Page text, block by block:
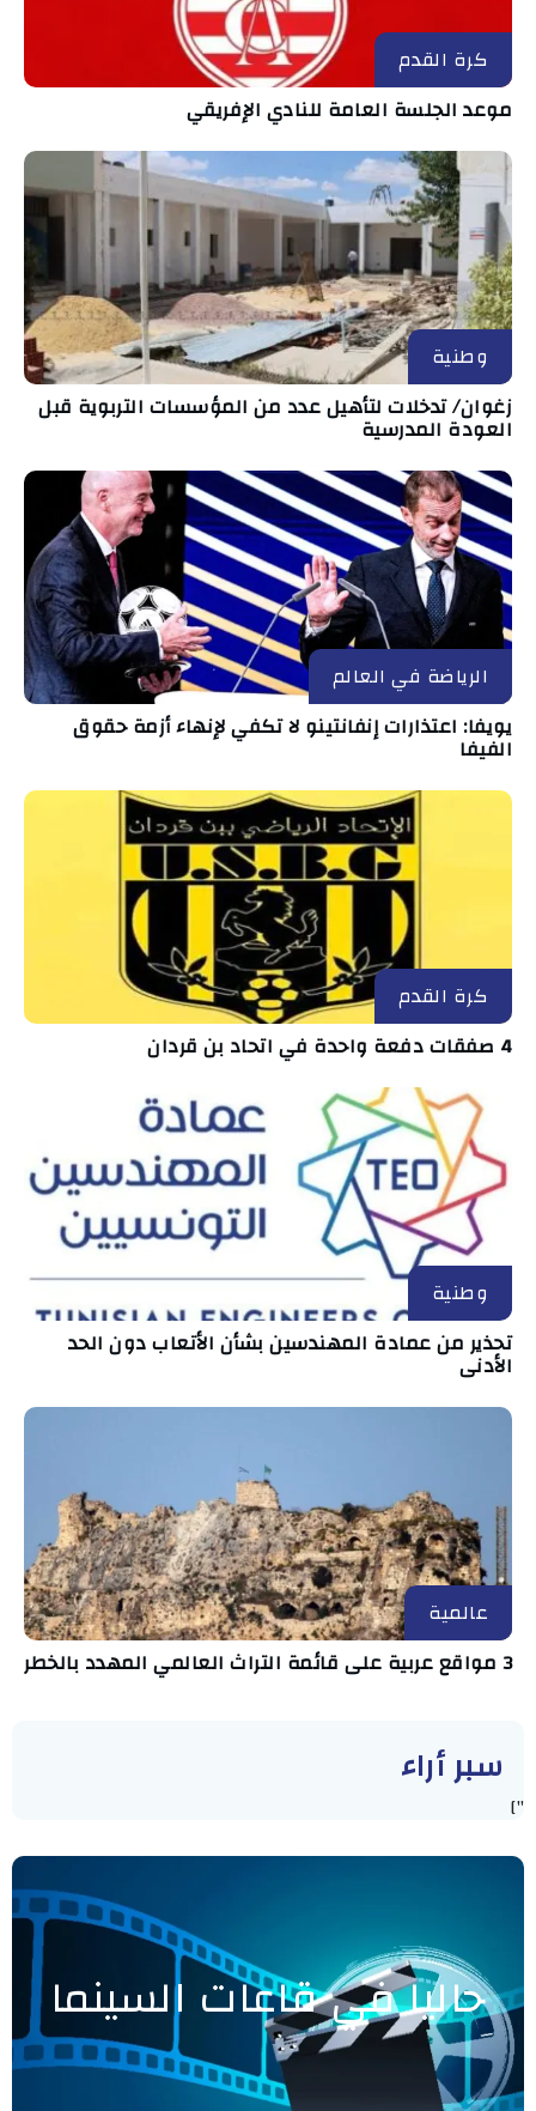
كرة القدم
موعد الجلسة العامة للنادي الإفريقي
وطنية
زغوان/ تدخلات لتأهيل عدد من المؤسسات التربوية قبل
العودة المدرسية
الرياضة في العالم
يويفا: اعتذارات إنفانتينو لا تكفي لإنهاء أزمة حقوق
الفيفا
كرة القدم
4 صفقات دفعة واحدة في اتحاد بن قردان
وطنية
تحذير من عمادة المهندسين بشأن الأتعاب دون الحد
الأدنى
عالمية
3 مواقع عربية على قائمة التراث العالمي المهدد بالخطر
سبر أراء
"]
حاليا في قاعات السينما